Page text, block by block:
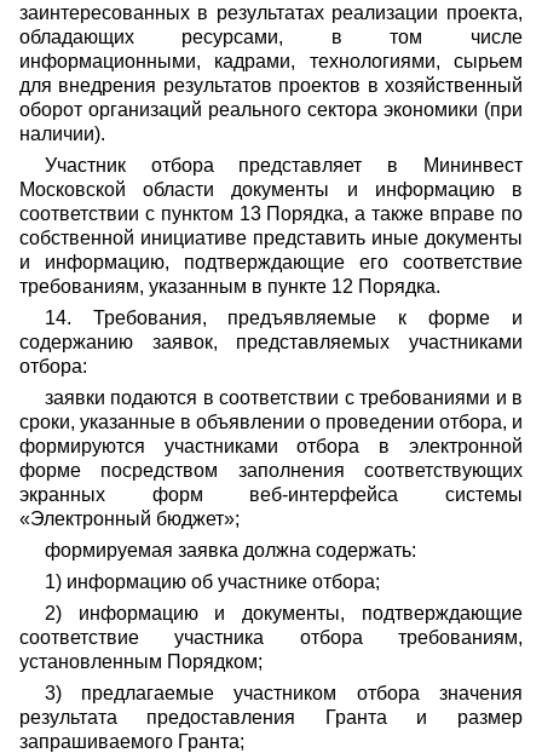
заинтересованных в результатах реализации проекта,
обладающих ресурсами, в том числе
информационными, кадрами, технологиями, сырьем
для внедрения результатов проектов в хозяйственный
оборот организаций реального сектора экономики (при
наличии).
Участник отбора представляет в Мининвест
Московской области документы и информацию в
соответствии с пунктом 13 Порядка, а также вправе по
собственной инициативе представить иные документы
и информацию, подтверждающие его соответствие
требованиям, указанным в пункте 12 Порядка.
14. Требования, предъявляемые к форме и
содержанию заявок, представляемых участниками
отбора:
заявки подаются в соответствии с требованиями и в
сроки, указанные в объявлении о проведении отбора, и
формируются участниками отбора в электронной
форме посредством заполнения соответствующих
экранных форм веб-интерфейса системы
«Электронный бюджет»;
формируемая заявка должна содержать:
1) информацию об участнике отбора;
2) информацию и документы, подтверждающие
соответствие участника отбора требованиям,
установленным Порядком;
3) предлагаемые участником отбора значения
результата предоставления Гранта и размер
запрашиваемого Гранта;